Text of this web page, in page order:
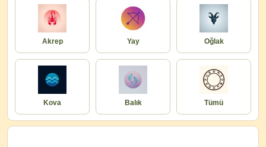
Akrep Yay Oğlak
Kova Balık Tümü